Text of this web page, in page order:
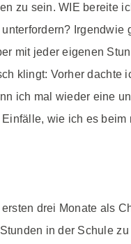
zu sein. WIE bereite
mit jeder eigenen
klingt: Vorher
ich mal wieder eine
wie ich es
drei Monate als
in der Schule